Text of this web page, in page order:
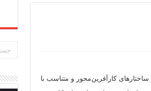
ساختارهای کارآفرین‌محور و متناسب با